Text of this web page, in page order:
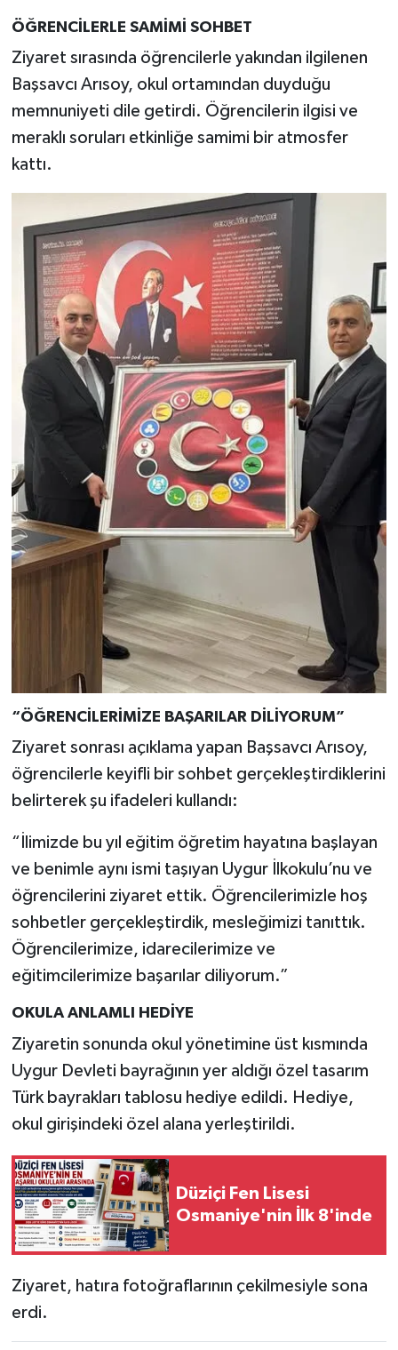
ÖĞRENCİLERLE SAMİMİ SOHBET
Ziyaret sırasında öğrencilerle yakından ilgilenen
Başsavcı Arısoy, okul ortamından duyduğu
memnuniyeti dile getirdi. Öğrencilerin ilgisi ve
meraklı soruları etkinliğe samimi bir atmosfer
kattı.
“ÖĞRENCİLERİMİZE BAŞARILAR DİLİYORUM”
Ziyaret sonrası açıklama yapan Başsavcı Arısoy,
öğrencilerle keyifli bir sohbet gerçekleştirdiklerini
belirterek şu ifadeleri kullandı:
“İlimizde bu yıl eğitim öğretim hayatına başlayan
ve benimle aynı ismi taşıyan Uygur İlkokulu’nu ve
öğrencilerini ziyaret ettik. Öğrencilerimizle hoş
sohbetler gerçekleştirdik, mesleğimizi tanıttık.
Öğrencilerimize, idarecilerimize ve
eğitimcilerimize başarılar diliyorum.”
OKULA ANLAMLI HEDİYE
Ziyaretin sonunda okul yönetimine üst kısmında
Uygur Devleti bayrağının yer aldığı özel tasarım
Türk bayrakları tablosu hediye edildi. Hediye,
okul girişindeki özel alana yerleştirildi.
Düziçi Fen Lisesi
Osmaniye'nin İlk 8'inde
Ziyaret, hatıra fotoğraflarının çekilmesiyle sona
erdi.